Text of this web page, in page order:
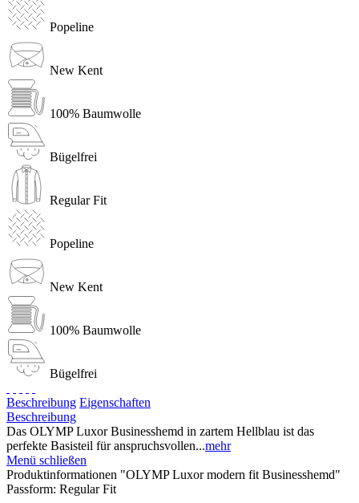
Popeline
New Kent
100% Baumwolle
Bügelfrei
Regular Fit
Popeline
New Kent
100% Baumwolle
Bügelfrei
Beschreibung Eigenschaften
Beschreibung
Das OLYMP Luxor Businesshemd in zartem Hellblau ist das
perfekte Basisteil für anspruchsvollen...mehr
Menü schließen
Produktinformationen "OLYMP Luxor modern fit Businesshemd"
Passform: Regular Fit